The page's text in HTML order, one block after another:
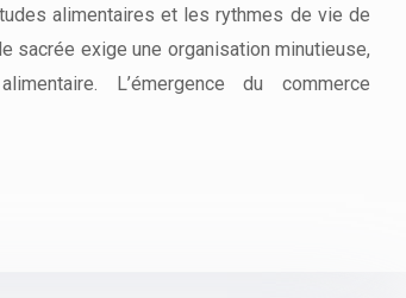
alimentaires et les rythmes de vie de
sacrée exige une organisation minutieuse,
L’émergence du commerce